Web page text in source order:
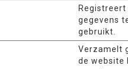
gegevens
gebruikt.
Verzamelt
de website